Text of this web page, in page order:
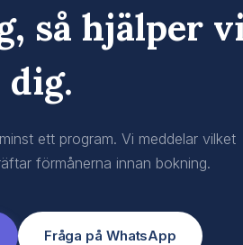
så hjälper
dig.
ett program. Vi meddelar vilket
förmånerna innan bokning.
Fråga på WhatsApp